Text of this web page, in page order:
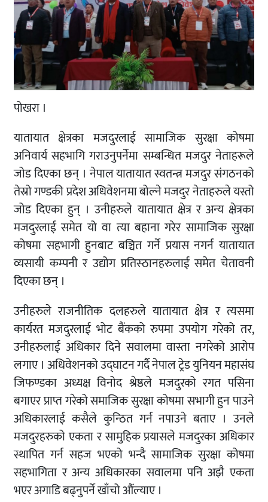
पोखरा ।
यातायात क्षेत्रका मजदुरलाई सामाजिक सुरक्षा कोषमा
अनिवार्य सहभागि गराउनुपर्नेमा सम्बन्धित मजदुर नेताहरूले
जोड दिएका छन् । नेपाल यातायात स्वतन्त्र मजदुर संगठनको
तेस्रो गण्डकी प्रदेश अधिवेशनमा बोल्ने मजदुर नेताहरुले यस्तो
जोड दिएका हुन् । उनीहरुले यातायात क्षेत्र र अन्य क्षेत्रका
मजदुरलाई समेत यो वा त्या बहाना गरेर सामाजिक सुरक्षा
कोषमा सहभागी हुनबाट बञ्चित गर्ने प्रयास नगर्न यातायात
व्यसायी कम्पनी र उद्योग प्रतिस्ठानहरुलाई समेत चेतावनी
दिएका छन् ।
उनीहरुले राजनीतिक दलहरुले यातायात क्षेत्र र त्यसमा
कार्यरत मजदुरलाई भोट बैंकको रुपमा उपयोग गरेको तर,
उनीहरुलाई अधिकार दिने सवालमा वास्ता नगरेको आरोप
लगाए । अधिवेशनको उद्घाटन गर्दै नेपाल ट्रेड युनियन महासंघ
जिफण्डका अध्यक्ष विनोद श्रेष्ठले मजदुरको रगत पसिना
बगाएर प्राप्त गरेको समाजिक सुरक्षा कोषमा सभागी हुन पाउने
अधिकारलाई कसैले कुन्ठित गर्न नपाउने बताए । उनले
मजदुरहरुको एकता र सामुहिक प्रयासले मजदुरका अधिकार
स्थापित गर्न सहज भएको भन्दै सामाजिक सुरक्षा कोषमा
सहभागिता र अन्य अधिकारका सवालमा पनि अझै एकता
भएर अगाडि बढ्नुपर्ने खाँचो औंल्याए ।